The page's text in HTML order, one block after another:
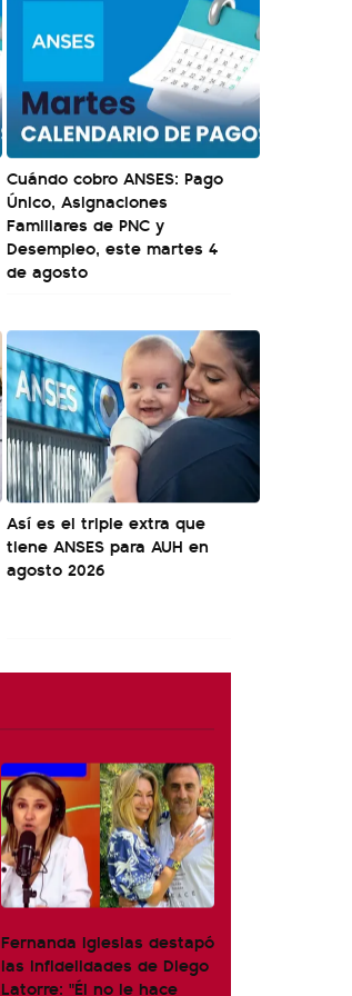
Cuándo cobro ANSES: Pago
Único, Asignaciones
Familiares de PNC y
Desempleo, este martes 4
de agosto
Así es el triple extra que
tiene ANSES para AUH en
agosto 2026
Fernanda Iglesias destapó
las infidelidades de Diego
Latorre: "Él no le hace